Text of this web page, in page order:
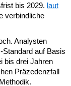
bis 2029. laut
verbindliche
Analysten
auf Basis
bis drei Jahren
Präzedenzfall